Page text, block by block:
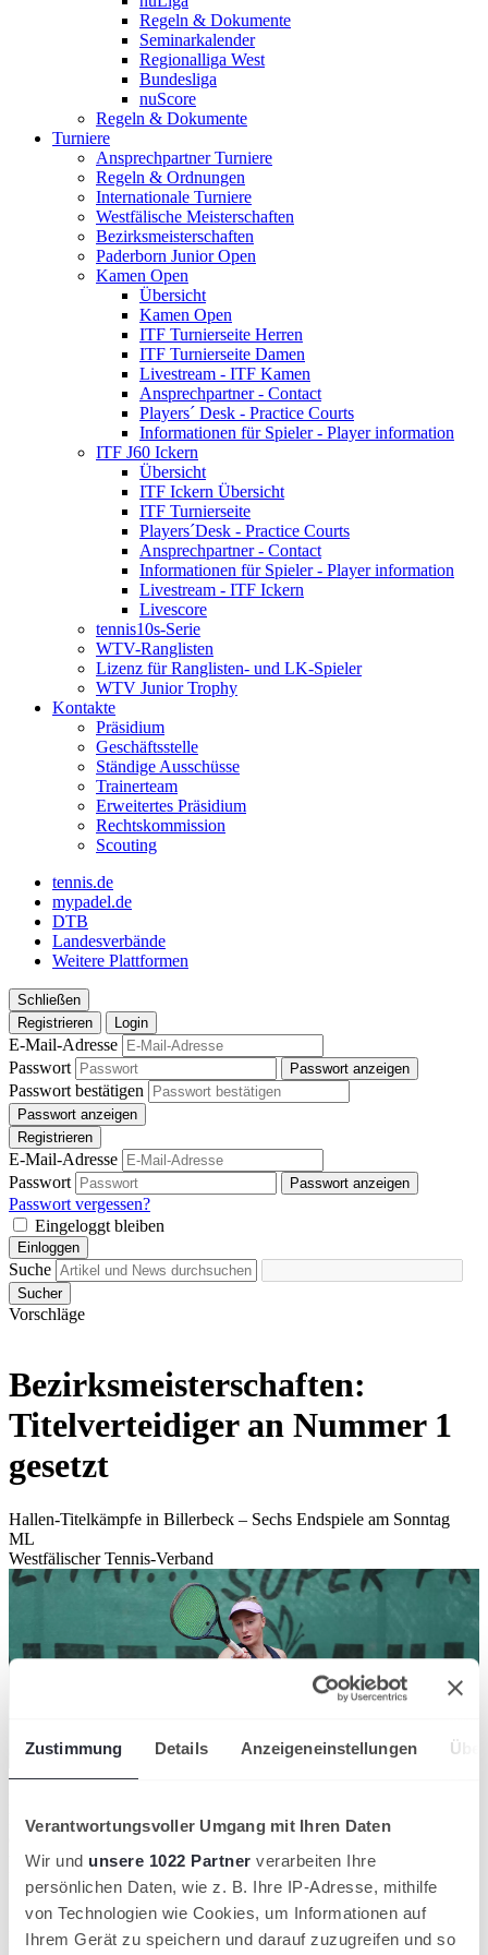
Zustimmung Details Anzeigeneinstellungen
Verantwortungsvoller Umgang mit Ihren Daten
Wir und unsere 1022 Partner verarbeiten Ihre
persönlichen Daten, wie z. B. Ihre IP-Adresse, mithilfe
von Technologien wie Cookies, um Informationen auf
Ihrem Gerät zu speichern und darauf zuzugreifen und so
Regeln & Dokumente
Seminarkalender
Regionalliga West
Bundesliga
nuScore
Regeln & Dokumente
Turniere
Ansprechpartner Turniere
Regeln & Ordnungen
Internationale Turniere
Westfälische Meisterschaften
Bezirksmeisterschaften
Paderborn Junior Open
Kamen Open
Übersicht
Kamen Open
ITF Turnierseite Herren
ITF Turnierseite Damen
Livestream - ITF Kamen
Ansprechpartner - Contact
Players´ Desk - Practice Courts
Informationen für Spieler - Player information
ITF J60 Ickern
Übersicht
ITF Ickern Übersicht
ITF Turnierseite
Players´Desk - Practice Courts
Ansprechpartner - Contact
Informationen für Spieler - Player information
Livestream - ITF Ickern
Livescore
tennis10s-Serie
WTV-Ranglisten
Lizenz für Ranglisten- und LK-Spieler
WTV Junior Trophy
Kontakte
Präsidium
Geschäftsstelle
Ständige Ausschüsse
Trainerteam
Erweitertes Präsidium
Rechtskommission
Scouting
tennis.de
mypadel.de
DTB
Landesverbände
Weitere Plattformen
Schließen
Registrieren
Login
E-Mail-Adresse
Passwort
Passwort anzeigen
Passwort bestätigen
Passwort anzeigen
Registrieren
E-Mail-Adresse
Passwort
Passwort anzeigen
Passwort vergessen?
Eingeloggt bleiben
Einloggen
Suche
Sucher
Vorschläge
Bezirksmeisterschaften:
Titelverteidiger an Nummer 1
gesetzt
Hallen-Titelkämpfe in Billerbeck – Sechs Endspiele am Sonntag
ML
Westfälischer Tennis-Verband
letztjährigen Tennishallen-Bezirksmeisterschaften kämpfen auch in
diesem Jahr wieder 74 Spieler in sechs verschiedenen Altersklassen
um den begehrten Hallentitel. Austragungsort der 31. Hallen-
Bezirksmeisterschaften, die von Donnerstag, 22. Januar, bis
Sonntag, 25. Januar, stattfinden, ist erneut die Tennishalle im
Sportpark Billerbeck. Dass eine Teilnahme bei den
Bezirksmeisterschaften für die Spieler attraktiv ist, zeigen die